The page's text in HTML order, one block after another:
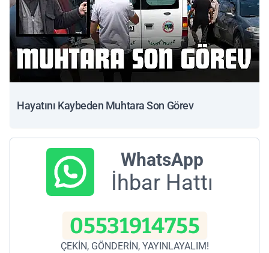
Hayatını Kaybeden Muhtara Son Görev
WhatsApp
İhbar Hattı
05531914755
ÇEKİN, GÖNDERİN, YAYINLAYALIM!